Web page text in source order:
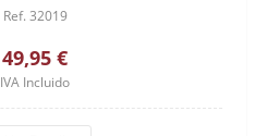
Ref. 32019
49,95 €
IVA Incluido